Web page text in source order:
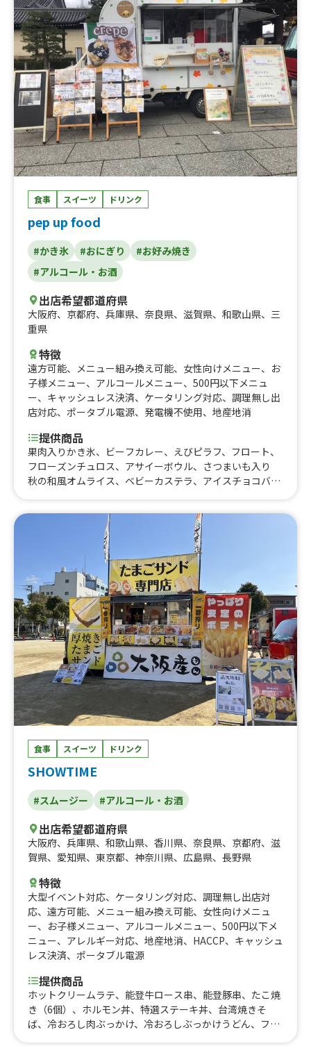
イスキーハイボール、コロナビール、さつまいもチップ
ス、カキ氷、干し芋、石焼き芋
食事 スイーツ ドリンク
pep up food
#かき氷 #おにぎり
#お好み焼き
#アルコール・お酒
出店希望都道府県
大阪府、 京都府、 兵庫県、 奈良県、 滋賀県、 和歌山県、 三
重県
特徴
遠方可能、 メニュー組み換え可能、 女性向けメニュー、 お
子様メニュー、 アルコールメニュー、 500円以下メニュ
ー、 キャッシュレス決済、 ケータリング対応、 調理無し出
店対応、 ポータブル電源、 発電機不使用、 地産地消
提供商品
果肉入りかき氷、ビーフカレー、えびピラフ、フロート、
フローズンチュロス、アサイーボウル、さつまいも入り
秋の和風オムライス、ベビーカステラ、アイスチョコバナ
円クレープ、お手軽クレープ、手ごねハンバーグプレー
ト、自家製ローストビーフプレート、りんごあめ、塩キャ
ラメルビスケットクレープ、コーヒーチョコクレープ、キ
ャラメルコーヒーナッツクレープ、オレオクレープ、いち
ご練乳クレープ、キーマカレー、選べる600円クレープ、
チキンオーバーサンド、チキンオーバーライス、カレーオ
ムライス、骨つきソーセージ、ストロベリーホットチョ
コ、おでん 3種盛り、550円 ドリンク、550円 スー
プ、ストロベリーリッチチーズケーキ、フルーツサンド
600、フルーツサンド 500、フルーツサンド、ブルーベ
リーリッチチーズケーキ、チョコづくし、選べるおにぎり
と豚汁セット、デミグラスソースオムライス、フルーツサ
ンド、アメリカンドッグ、500円ドリンク、コーンスー
プ、クラムチャウダー、学生用 クラムチャウダー、550
円くれーぷ、ケチャップオムライス、選べるクレープ 50
0円、おにぎり 350円、選べる500円クレープ、和風ツナ
オクラ丼、大阪名物 どて焼き、たい焼き、おにぎり弁
当、みたらし団子（二本入り）、スムージー、500円 ク
レープ、ストロベリーミックスクリーム、おにぎり２つセ
ット 500、プレミアムバニラアイス付き（ストロベリー
クリーム）、プレミアムバニラアイス付きクレープ（チョ
きそば、照り焼きチキンマヨ、ツナコーンサラダ、たまご
サラダ、ハムツナサラダ、メープルミックスナッツクレー
プ、オレオバナナクリーム、オレオクリームクレープ、手
作り・無添加 生シロップかき氷（小）、いちごあめ、り
んごあめ、かき氷 350、タピオカドリンク、大阪産の海
苔を使ったおにぎり（塩おにぎり）、大阪産の海苔を使っ
たおにぎり（塩辛と梅しそ）、大阪産の海苔を使ったおに
ぎり（しらす大葉）、大阪産の海苔を使ったおにぎり（照
り焼きチキンマヨ）、大阪産の海苔を使ったおにぎり（チ
ャーシューとメンマ）、大阪産の海苔を使ったおにぎり
（ドライいちじくとローストアーモンド）、大阪産の海苔
を使ったおにぎり（ドライトマトとブルーチーズ）、大阪
産の海苔を使ったおにぎり（鮭とごま）、大阪産の海苔を
使ったおにぎり（炙り明太子）、大阪産の海苔を使ったお
食事 スイーツ ドリンク
SHOWTIME
#スムージー #アルコール・お酒
出店希望都道府県
大阪府、 兵庫県、 和歌山県、 香川県、 奈良県、 京都府、 滋
賀県、 愛知県、 東京都、 神奈川県、 広島県、 長野県
特徴
大型イベント対応、 ケータリング対応、 調理無し出店対
応、 遠方可能、 メニュー組み換え可能、 女性向けメニュ
ー、 お子様メニュー、 アルコールメニュー、 500円以下メ
ニュー、 アレルギー対応、 地産地消、 HACCP、 キャッシュ
レス決済、 ポータブル電源
提供商品
ホットクリームラテ、能登牛ロース串、能登豚串、たこ焼
き（6個）、ホルモン丼、特選ステーキ丼、台湾焼きそ
ば、冷おろし肉ぶっかけ、冷おろしぶっかけうどん、フラ